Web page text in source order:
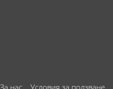
За нас Условия за ползване